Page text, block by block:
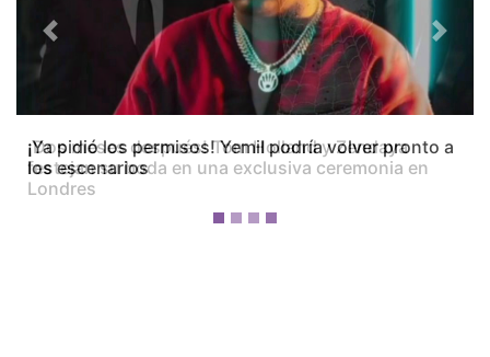
¡Dos meses después! Tom Holland y Zendaya
festejan su boda en una exclusiva ceremonia en
Londres
Previous Next